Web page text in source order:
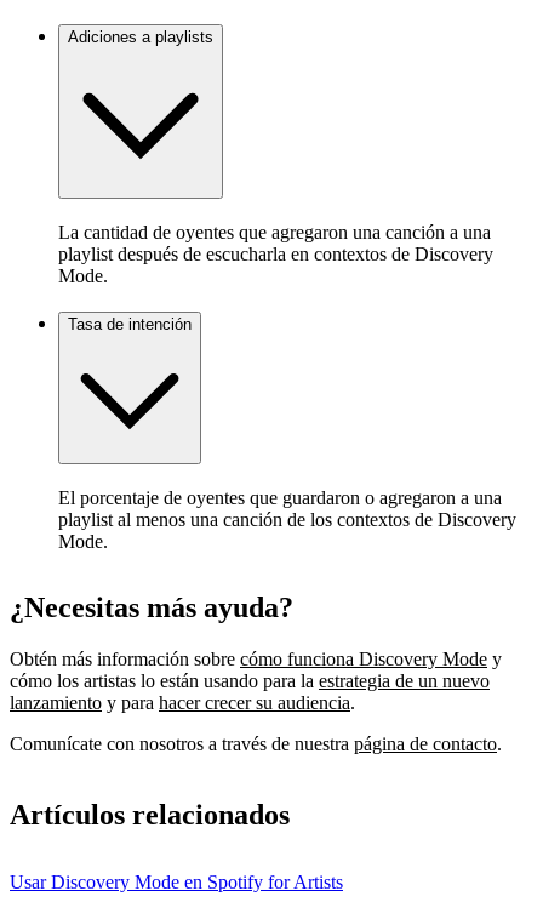
Adiciones a playlists
La cantidad de oyentes que agregaron una canción a una
playlist después de escucharla en contextos de Discovery
Mode.
Tasa de intención
El porcentaje de oyentes que guardaron o agregaron a una
playlist al menos una canción de los contextos de Discovery
Mode.
¿Necesitas más ayuda?
Obtén más información sobre cómo funciona Discovery Mode y
cómo los artistas lo están usando para la estrategia de un nuevo
lanzamiento y para hacer crecer su audiencia.
Comunícate con nosotros a través de nuestra página de contacto.
Artículos relacionados
Usar Discovery Mode en Spotify for Artists